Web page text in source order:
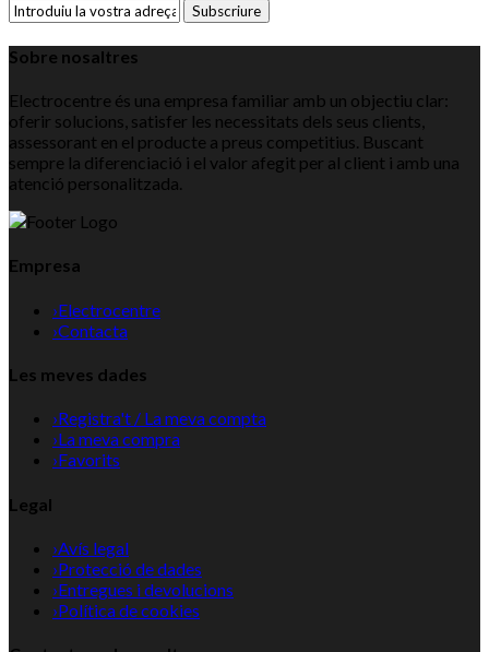
Subscriure
Sobre nosaltres
Electrocentre és una empresa familiar amb un objectiu clar:
oferir solucions, satisfer les necessitats dels seus clients,
assessorant en el producte a preus competitius. Buscant
sempre la diferenciació i el valor afegit per al client i amb una
atenció personalitzada.
Empresa
›Electrocentre
›Contacta
Les meves dades
›Registra't / La meva compta
›La meva compra
›Favorits
Legal
›Avís legal
›Protecció de dades
›Entregues i devolucions
›Política de cookies